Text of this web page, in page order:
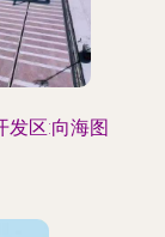
发区:向海图